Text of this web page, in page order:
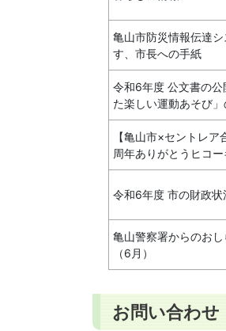
亀山市防災情報伝達
す、市長への手紙
令和6年度 公文書の公
た楽しい運動あそび
【亀山市×セントレ
周年ありがとうヒコ
令和6年度 市の財政状
亀山警察署からのお
（6月）
お問い合わせ